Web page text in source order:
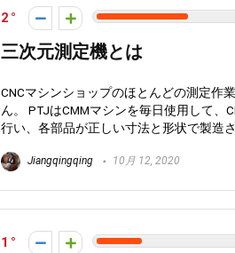
2
三次元測定機とは
CNCマシンショップのほとんどの測定作
ん。 PTJはCMMマシンを毎日使用して
行い、各部品が正しい寸法と形状で製造
Jiangqingqing 10月 12, 2020
1